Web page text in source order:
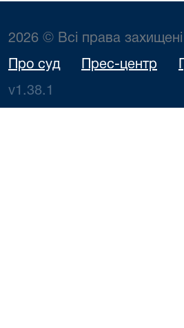
2026 © Всі права захищені
Про суд Прес-центр
v1.38.1